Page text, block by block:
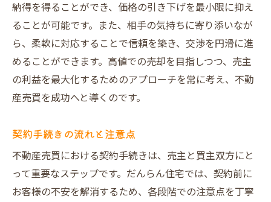
売主様の声を反映した戦略作り
成功事例に基づく具体的なアプローチ
売主様の利益を最大化するための戦略的アプロ
ーチ
市場分析に基づく価格設定
購入希望者のニーズを引き出す
交渉力を活かした契約締結
時間を意識した売却スケジュール
定期的なフィードバックと修正対応
納得を得ることができ、価格の引き下げを最小限に抑え
ることが可能です。また、相手の気持ちに寄り添いなが
ら、柔軟に対応することで信頼を築き、交渉を円滑に進
めることができます。高値での売却を目指しつつ、売主
の利益を最大化するためのアプローチを常に考え、不動
産売買を成功へと導くのです。
契約手続きの流れと注意点
不動産売買における契約手続きは、売主と買主双方にと
って重要なステップです。だんらん住宅では、契約前に
お客様の不安を解消するため、各段階での注意点を丁寧